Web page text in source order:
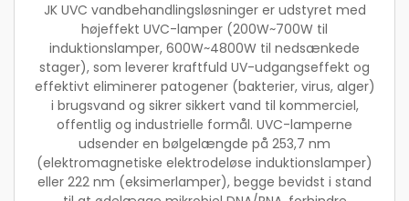
JK UVC vandbehandlingsløsninger er udstyret med
højeffekt UVC-lamper (200W~700W til
induktionslamper, 600W~4800W til nedsænkede
stager), som leverer kraftfuld UV-udgangseffekt og
effektivt eliminerer patogener (bakterier, virus, alger)
i brugsvand og sikrer sikkert vand til kommerciel,
offentlig og industrielle formål. UVC-lamperne
udsender en bølgelængde på 253,7 nm
(elektromagnetiske elektrodeløse induktionslamper)
eller 222 nm (eksimerlamper), begge bevidst i stand